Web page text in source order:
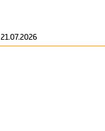
21.07.2026